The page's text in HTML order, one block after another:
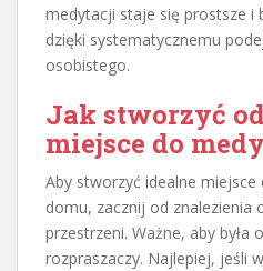
medytacji staje się prostsze i
dzięki systematycznemu
osobistego.
Jak stworzyć
miejsce do
Aby stworzyć idealne
domu, zacznij od znalezienia
przestrzeni. Ważne, aby była
rozpraszaczy. Najlepiej, jeśli